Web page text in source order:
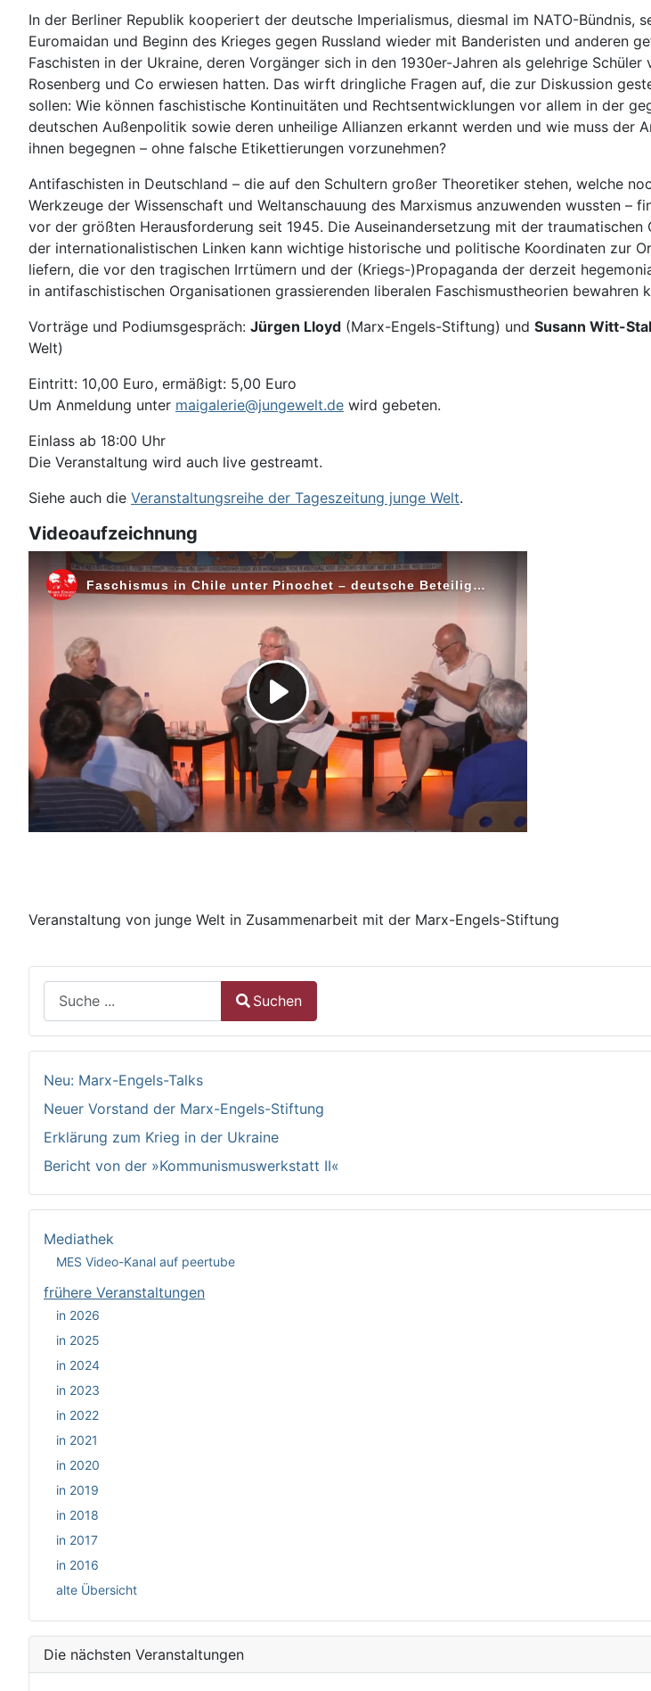
In der Berliner Republik kooperiert der deutsche Imperialismus, diesmal im NATO-Bündnis,
Euromaidan und Beginn des Krieges gegen Russland wieder mit Banderisten und anderen
Faschisten in der Ukraine, deren Vorgänger sich in den 1930er-Jahren als gelehrige Schüler
Rosenberg und Co erwiesen hatten. Das wirft dringliche Fragen auf, die zur Diskussion
sollen: Wie können faschistische Kontinuitäten und Rechtsentwicklungen vor allem in der
deutschen Außenpolitik sowie deren unheilige Allianzen erkannt werden und wie muss der
ihnen begegnen – ohne falsche Etikettierungen vorzunehmen?
Antifaschisten in Deutschland – die auf den Schultern großer Theoretiker stehen, welche
Werkzeuge der Wissenschaft und Weltanschauung des Marxismus anzuwenden wussten –
vor der größten Herausforderung seit 1945. Die Auseinandersetzung mit der traumatischen
der internationalistischen Linken kann wichtige historische und politische Koordinaten zur
liefern, die vor den tragischen Irrtümern und der (Kriegs-)Propaganda der derzeit
in antifaschistischen Organisationen grassierenden liberalen Faschismustheorien bewahren
Vorträge und Podiumsgespräch: Jürgen Lloyd (Marx-Engels-Stiftung) und Susann Witt-
Welt)
Eintritt: 10,00 Euro, ermäßigt: 5,00 Euro
Um Anmeldung unter maigalerie@jungewelt.de wird gebeten.
Einlass ab 18:00 Uhr
Die Veranstaltung wird auch live gestreamt.
Siehe auch die Veranstaltungsreihe der Tageszeitung junge Welt.
Videoaufzeichnung
Veranstaltung von junge Welt in Zusammenarbeit mit der Marx-Engels-Stiftung
Suchen
Neu: Marx-Engels-Talks
Neuer Vorstand der Marx-Engels-Stiftung
Erklärung zum Krieg in der Ukraine
Bericht von der »Kommunismuswerkstatt II«
Mediathek
MES Video-Kanal auf peertube
frühere Veranstaltungen
in 2026
in 2025
in 2024
in 2023
in 2022
in 2021
in 2020
in 2019
in 2018
in 2017
in 2016
alte Übersicht
Die nächsten Veranstaltungen